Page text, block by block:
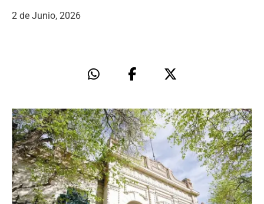
2 de Junio, 2026